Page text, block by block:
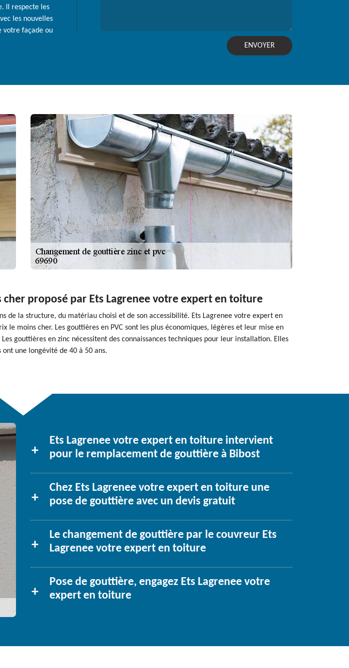
Il respecte les
les nouvelles
votre façade ou
proposé par Ets Lagrenee votre expert en toiture
de la structure, du matériau choisi et de son accessibilité. Ets Lagrenee votre expert en
le moins cher. Les gouttières en PVC sont les plus économiques, légères et leur mise en
gouttières en zinc nécessitent des connaissances techniques pour leur installation. Elles
ont une longévité de 40 à 50 ans.
Ets Lagrenee votre expert en toiture intervient
pour le remplacement de gouttière à Bibost
Chez Ets Lagrenee votre expert en toiture une
pose de gouttière avec un devis gratuit
Le changement de gouttière par le couvreur Ets
Lagrenee votre expert en toiture
Pose de gouttière, engagez Ets Lagrenee votre
expert en toiture